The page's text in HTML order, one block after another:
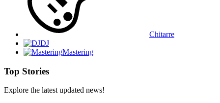
Chitarre
DJ
Mastering
Top Stories
Explore the latest updated news!